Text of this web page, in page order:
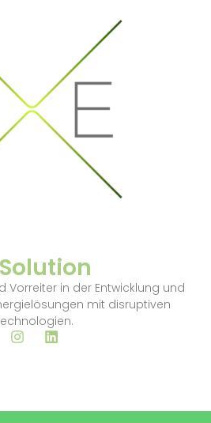
Vorreiter in der Entwicklung und
mit disruptiven